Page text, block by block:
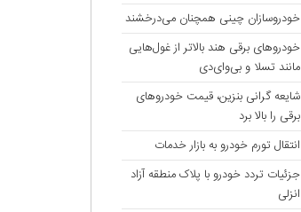
خودروسازان چینی همچنان می‌درخشند
خودروهای برقی هند بالاتر از غول‌هایی
مانند تسلا و بی‌وای‌دی
شایعه گرانی بنزین، قیمت خودروهای
برقی را بالا برد
انتقال تورم خودرو به بازار خدمات
جزئیات تردد خودرو با پلاک منطقه آزاد
انزلی